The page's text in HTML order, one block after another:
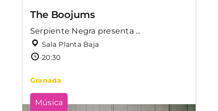
The Boojums
Serpiente Negra presenta ...
Sala Planta Baja
20:30
Granada
Música